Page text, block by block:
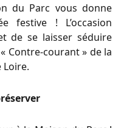
du Parc vous donne
festive ! L’occasion
de se laisser séduire
Contre-courant » de la
Loire.